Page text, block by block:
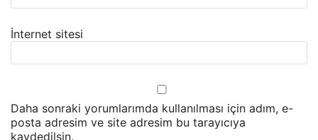
İnternet sitesi
Daha sonraki yorumlarımda kullanılması için adım, e-
posta adresim ve site adresim bu tarayıcıya
kaydedilsin.